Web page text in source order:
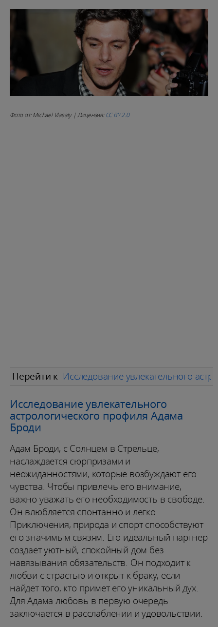
Фото от: Michael Vlasaty | Лицензия:CC BY 2.0
Перейти к Исследование увлекательного
Исследование увлекательного
астрологического профиля Адама
Броди
Адам Броди, с Солнцем в Стрельце,
наслаждается сюрпризами и
неожиданностями, которые возбуждают его
чувства. Чтобы привлечь его внимание,
важно уважать его необходимость в свободе.
Он влюбляется спонтанно и легко.
Приключения, природа и спорт способствуют
его значимым связям. Его идеальный партнер
создает уютный, спокойный дом без
навязывания обязательств. Он подходит к
любви с страстью и открыт к браку, если
найдет того, кто примет его уникальный дух.
Для Адама любовь в первую очередь
заключается в расслаблении и удовольствии.